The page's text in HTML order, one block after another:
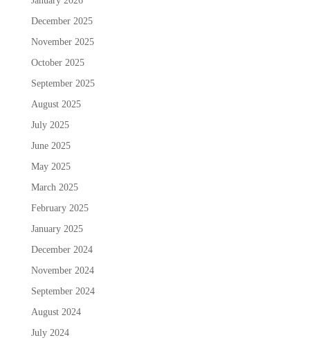
December 2025
November 2025
October 2025
September 2025
August 2025
July 2025
June 2025
May 2025
March 2025
February 2025
January 2025
December 2024
November 2024
September 2024
August 2024
July 2024